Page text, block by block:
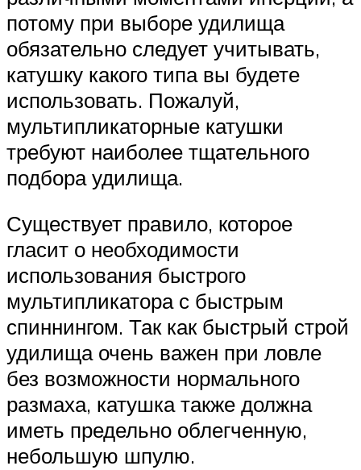
потому при выборе удилища
обязательно следует учитывать,
катушку какого типа вы будете
использовать. Пожалуй,
мультипликаторные катушки
требуют наиболее тщательного
подбора удилища.
Существует правило, которое
гласит о необходимости
использования быстрого
мультипликатора с быстрым
спиннингом. Так как быстрый строй
удилища очень важен при ловле
без возможности нормального
размаха, катушка также должна
иметь предельно облегченную,
небольшую шпулю.